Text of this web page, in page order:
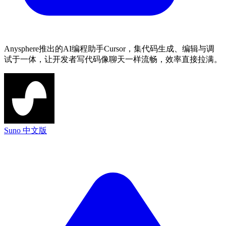
Anysphere推出的AI编程助手Cursor，集代码生成、编辑与调
试于一体，让开发者写代码像聊天一样流畅，效率直接拉满。
Suno 中文版